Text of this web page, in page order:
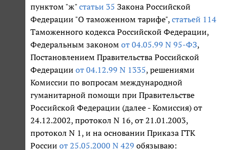
пунктом "ж" статьи 35 Закона Российской
Федерации "О таможенном тарифе", статьей 114
Таможенного кодекса Российской Федерации,
Федеральным законом от 04.05.99 N 95-ФЗ,
Постановлением Правительства Российской
Федерации от 04.12.99 N 1335, решениями
Комиссии по вопросам международной
гуманитарной помощи при Правительстве
Российской Федерации (далее - Комиссия) от
24.12.2002, протокол N 16, от 21.01.2003,
протокол N 1, и на основании Приказа ГТК
России от 25.05.2000 N 429 обязываю: